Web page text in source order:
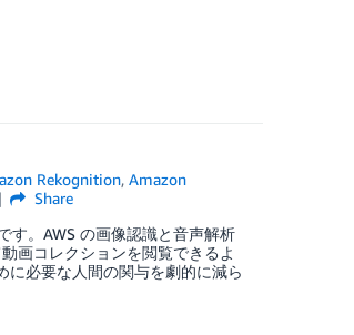
Rekognition,Amazon
Share
す。AWS の画像認識と音声解析
画コレクションを閲覧できるよ
に必要な人間の関与を劇的に減ら